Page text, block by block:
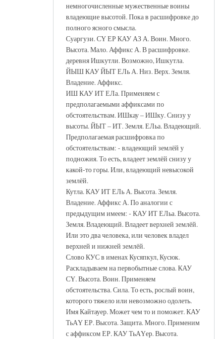
немногочисленные мужественные воины
владеющие высотой. Пока в расшифровке до
полного ясного смысла.
Суаргузи. СҮ ЕР КАУ АЗ А. Воин. Много.
Высота. Мало. Аффикс А. В расшифровке.
деревня Ишкутли. Возможно, Ишкутла.
ЙЫШ КАУ ЙЫТ ЕЛь А. Низ. Верх. Земля.
Владение. Аффикс.
ИШ КАУ ИТ ЕЛа. Применяем с
предполагаемыми аффиксами по
обстоятельствам. ИШкау – ИШку. Снизу у
высоты. ЙЫТ – ИТ. Земля. ЕЛьа. Владеющий.
Предполагаемая расшифровка по
обстоятельствам: - владеющий землёй у
подножия. То есть, владеет землёй снизу у
какой-то горы. Или, владеющий невысокой
землёй.
Кутла. КАУ ИТ ЕЛь А. Высота. Земля.
Владение. Аффикс А. По аналогии с
предыдущим имеем: - КАУ ИТ ЕЛьа. Высота.
Земля. Владеющий. Владеет верхней землёй.
Или это два человека, или человек владел
верхней и нижней землёй.
Слово КУС в именах Кусяпкул, Кусюк.
Раскладываем на первобытные слова. КАУ
СҮ. Высота. Воин. Применяем
обстоятельства. Сила. То есть, рослый воин,
которого тяжело или невозможно одолеть.
Имя Кайтауер. Может чем то и поможет. КАУ
ТьАҮ ЕР. Высота. Защита. Много. Применим
с аффиксом ЕР. КАУ ТьАҮер. Высота.